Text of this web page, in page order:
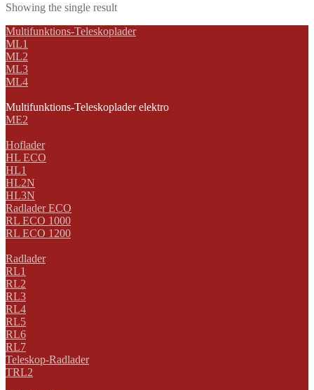
Showing the single result
Multifunktions-Teleskoplader
ML1
ML2
ML3
ML4
Multifunktions-Teleskoplader elektro
ME2
Hoflader
HL ECO
HL1
HL2N
HL3N
Radlader ECO
RL ECO 1000
RL ECO 1200
Radlader
RL1
RL2
RL3
RL4
RL5
RL6
RL7
Teleskop-Radlader
TRL2